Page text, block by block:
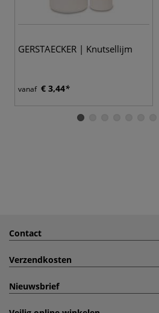
GERSTAECKER | Knutsellijm
vanaf € 3,44
Contact
Verzendkosten
Nieuwsbrief